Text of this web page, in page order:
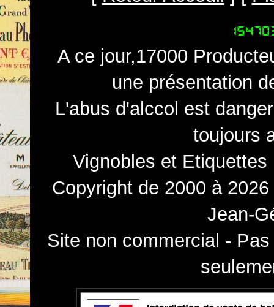
A ce jour,17000
une présentation
L'abus d'alccol est
toujours
Vignobles et
Copyright de 2000 à
Jean-
Site non commercial -